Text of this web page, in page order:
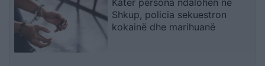
Shkup, policia sekuestron
kokainë dhe marihuanë